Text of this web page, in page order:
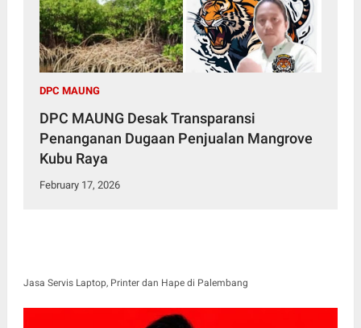
DPC MAUNG
DPC MAUNG Desak Transparansi
Penanganan Dugaan Penjualan Mangrove
Kubu Raya
February 17, 2026
Jasa Servis Laptop, Printer dan Hape di Palembang